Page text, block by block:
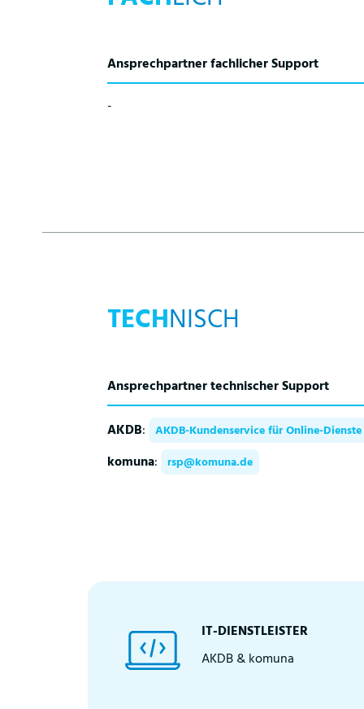
Ansprechpartner fachlicher Support
-
TECHNISCH
Ansprechpartner technischer Support
AKDB: AKDB-Kundenservice für Online-Dienste
komuna: rsp@komuna.de
IT-DIENSTLEISTER
AKDB & komuna